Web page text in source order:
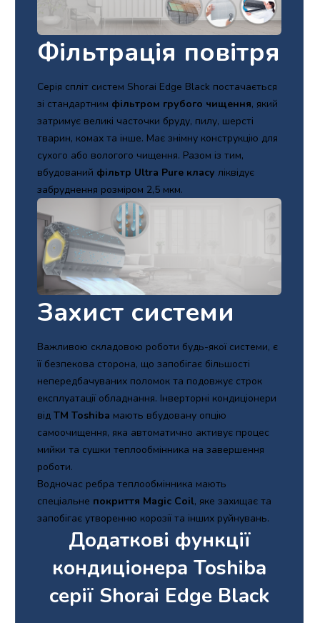
Фільтрація повітря
Серія спліт систем Shorai Edge Black постачається
зі стандартним фільтром грубого чищення, який
затримує великі часточки бруду, пилу, шерсті
тварин, комах та інше. Має знімну конструкцію для
сухого або вологого чищення. Разом із тим,
вбудований фільтр Ultra Pure класу ліквідує
забруднення розміром 2,5 мкм.
Захист системи
Важливою складовою роботи будь-якої системи, є
її безпекова сторона, що запобігає більшості
непередбачуваних поломок та подовжує строк
експлуатації обладнання. Інверторні кондиціонери
відTM Toshiba мають вбудовану опцію
самоочищення, яка автоматично активує процес
мийки та сушки теплообмінника на завершення
роботи.
Водночас ребра теплообмінника мають
спеціальне покриття Magic Coil, яке захищає та
запобігає утворенню корозії та інших руйнувань.
Додаткові функції
кондиціонера Toshiba
серії Shorai Edge Black